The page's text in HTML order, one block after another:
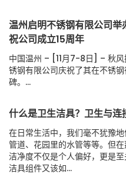
温州启明不锈钢有限公司
祝公司成立15周年
中国温州 – [11月7-8日] – 秋
锈钢有限公司庆祝了其在不锈
碑。...
什么是卫生洁具？卫生与连
在日常生活中，我们毫不犹豫
管道、花园里的水管等等。但
洁净度不仅是个人偏好，更是
洁具组件又该如...